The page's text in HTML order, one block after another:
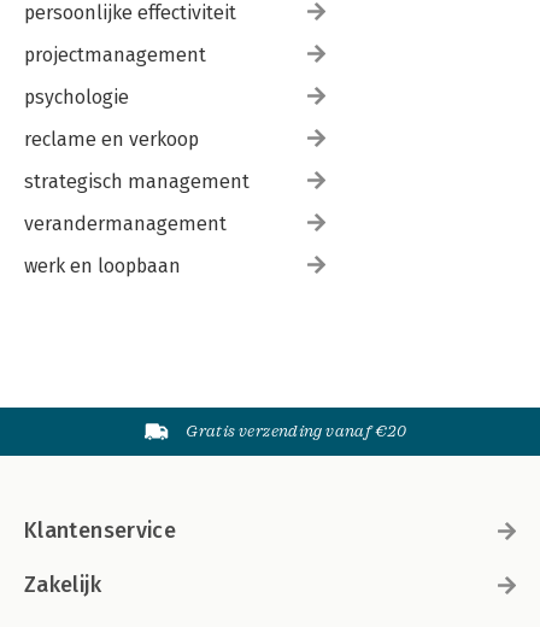
persoonlijke effectiviteit
projectmanagement
psychologie
reclame en verkoop
strategisch management
verandermanagement
werk en loopbaan
Gratis verzending vanaf €20
Klantenservice
Zakelijk